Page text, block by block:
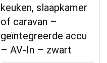
keuken, slaapkamer
of caravan –
geïntegreerde accu
– AV-In – zwart